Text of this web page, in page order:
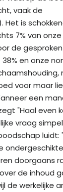
vaak de
is
7% van
de
en onze
voor maar
een
"Haal even
vraag
luidt:
doorgaans
de inhoud
de werkelijke